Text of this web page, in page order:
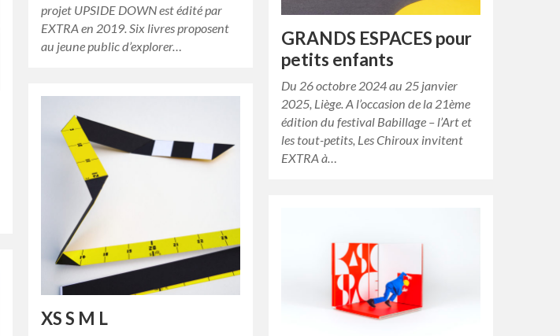
projet UPSIDE DOWN est édité par
EXTRA en 2019. Six livres proposent
au jeune public d’explorer…
GRANDS ESPACES pour
petits enfants
Du 26 octobre 2024 au 25 janvier
2025, Liège. A l’occasion de la 21ème
édition du festival Babillage – l’Art et
les tout-petits, Les Chiroux invitent
EXTRA à…
XS S M L